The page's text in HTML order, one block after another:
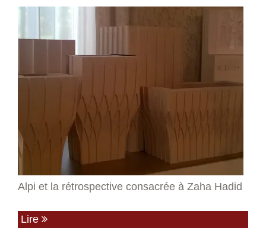
Alpi et la rétrospective consacrée à Zaha Hadid
Lire